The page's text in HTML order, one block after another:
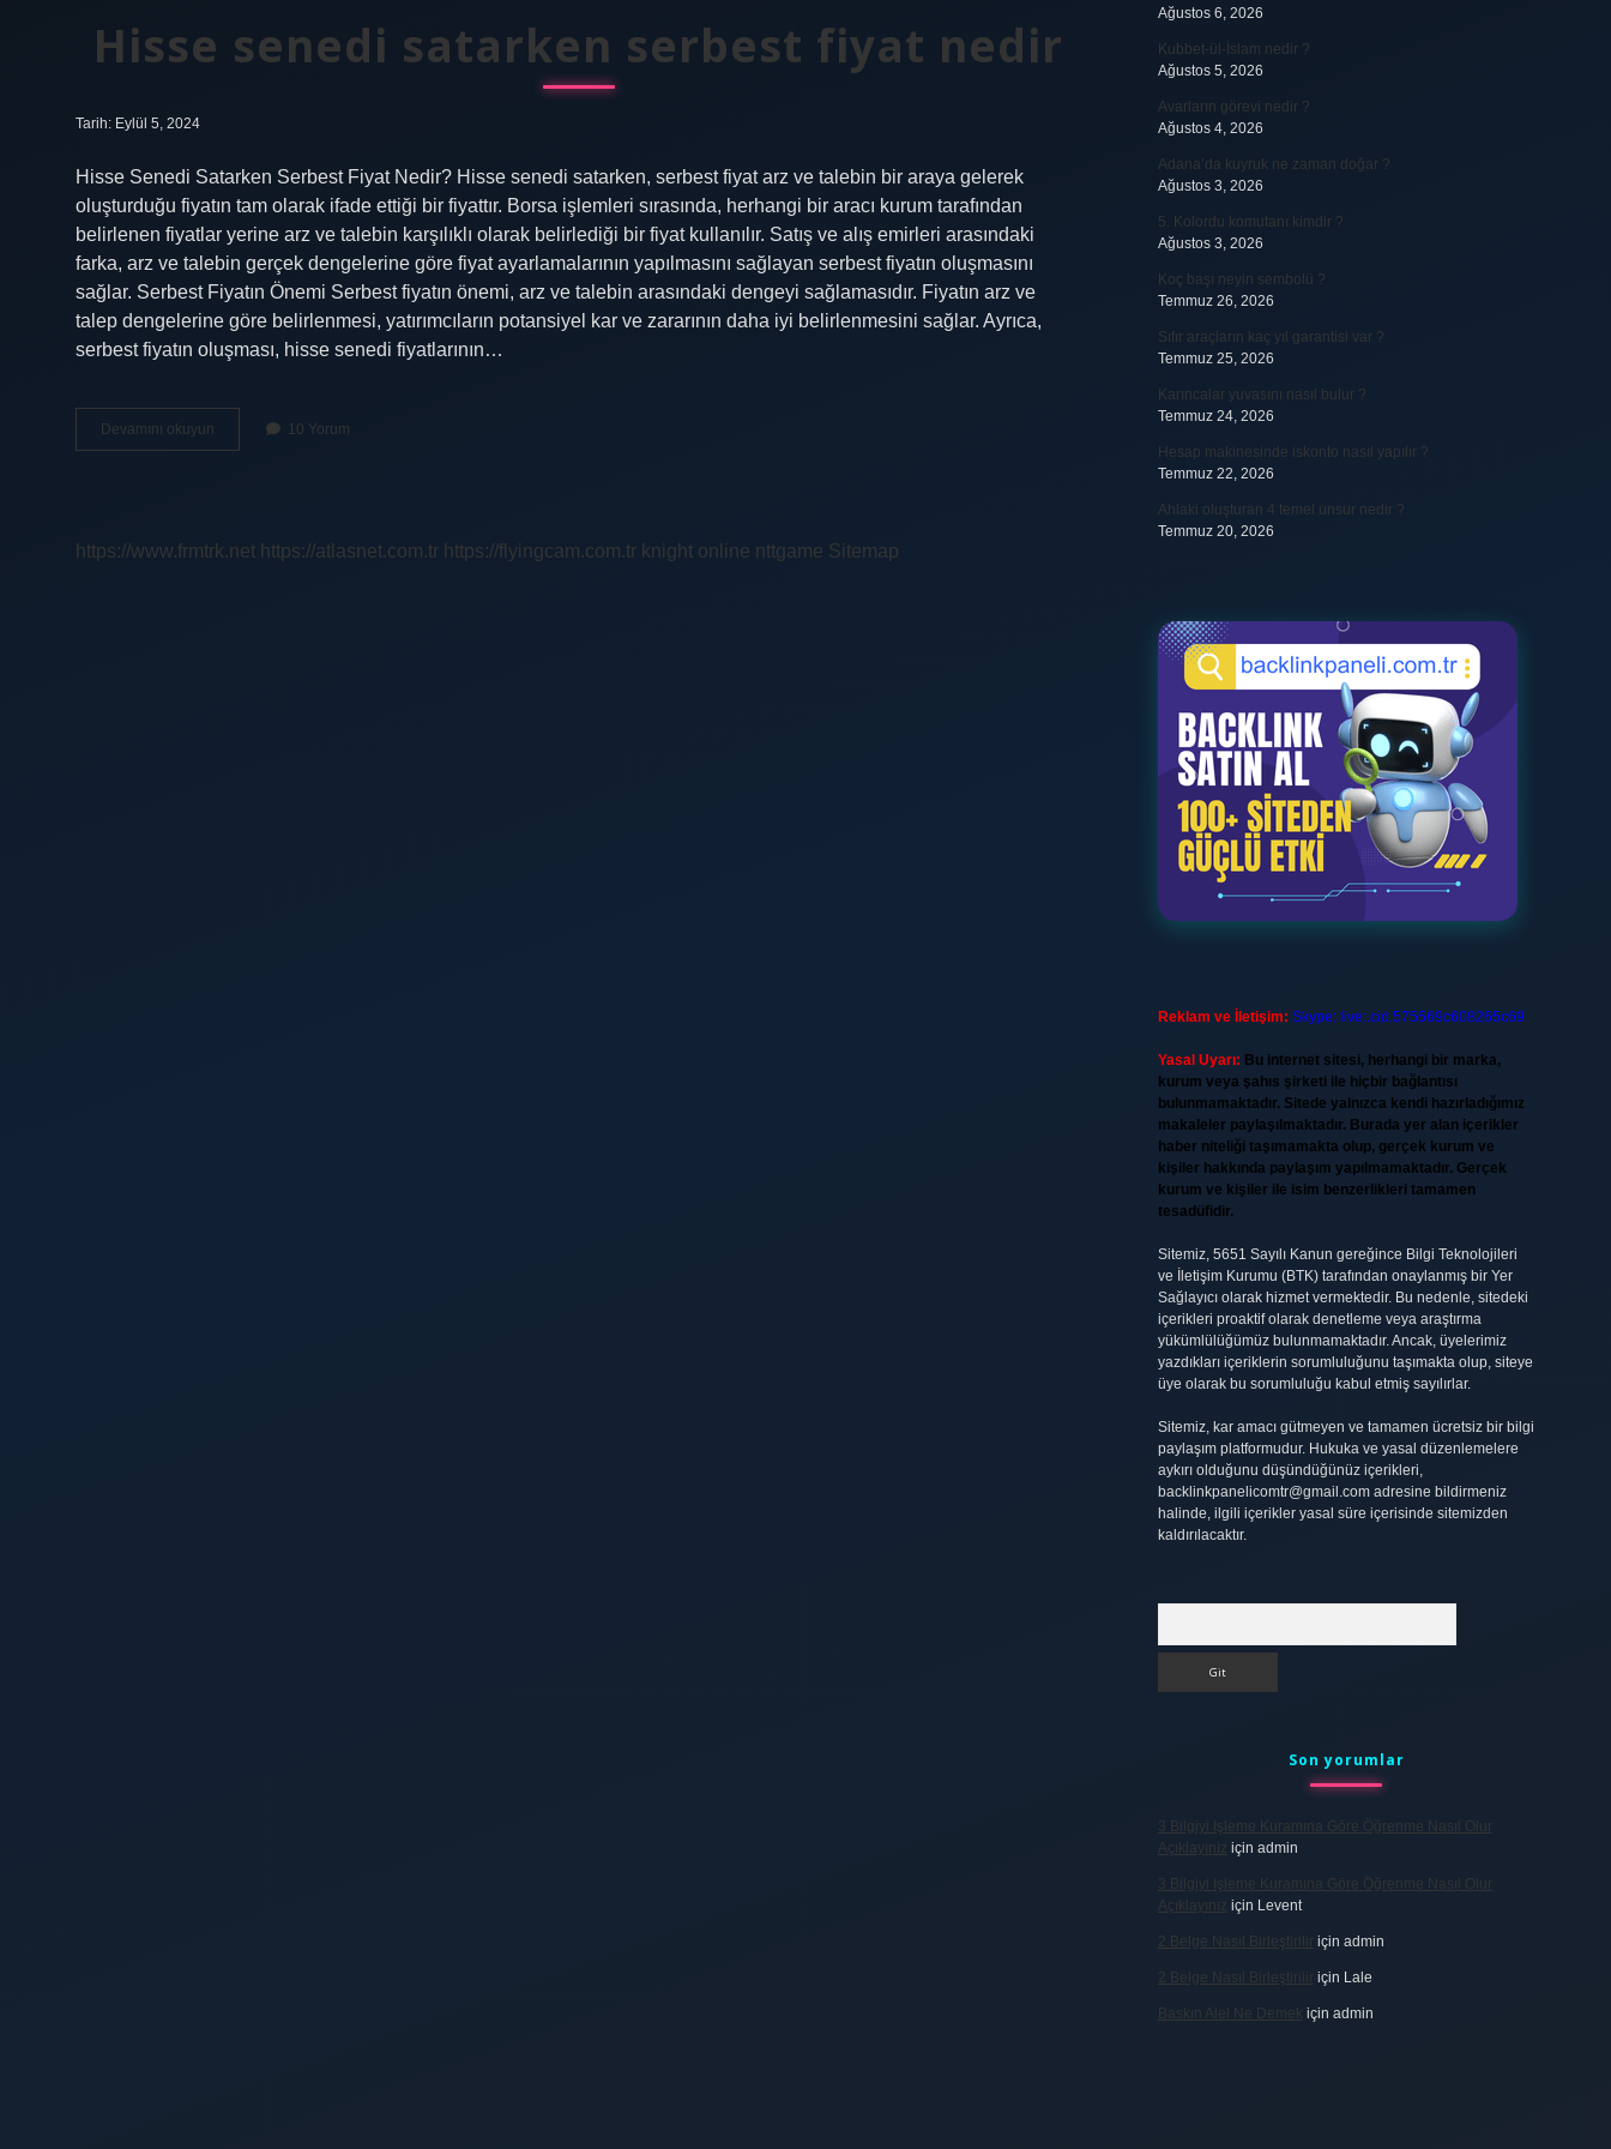
Hisse senedi satarken serbest fiyat nedir
Tarih: Eylül 5, 2024
Hisse Senedi Satarken Serbest Fiyat Nedir? Hisse senedi satarken, serbest fiyat arz ve talebin bir araya gelerek
oluşturduğu fiyatın tam olarak ifade ettiği bir fiyattır. Borsa işlemleri sırasında, herhangi bir aracı kurum tarafından
belirlenen fiyatlar yerine arz ve talebin karşılıklı olarak belirlediği bir fiyat kullanılır. Satış ve alış emirleri arasındaki
farka, arz ve talebin gerçek dengelerine göre fiyat ayarlamalarının yapılmasını sağlayan serbest fiyatın oluşmasını
sağlar. Serbest Fiyatın Önemi Serbest fiyatın önemi, arz ve talebin arasındaki dengeyi sağlamasıdır. Fiyatın arz ve
talep dengelerine göre belirlenmesi, yatırımcıların potansiyel kar ve zararının daha iyi belirlenmesini sağlar. Ayrıca,
serbest fiyatın oluşması, hisse senedi fiyatlarının…
Devamını okuyun
senedi
10 Yorum
https://www.frmtrk.net https://atlasnet.com.tr https://flyingcam.com.tr knight online nttgame Sitemap
Ağustos 6, 2026
Kubbet-ül-İslam nedir ?
Ağustos 5, 2026
Avarların görevi nedir ?
Ağustos 4, 2026
Adana’da kuyruk ne zaman doğar ?
Ağustos 3, 2026
5. Kolordu komutanı kimdir ?
Ağustos 3, 2026
Koç başı neyin sembolü ?
Temmuz 26, 2026
Sıfır araçların kaç yıl garantisi var ?
Temmuz 25, 2026
Karıncalar yuvasını nasıl bulur ?
Temmuz 24, 2026
Hesap makinesinde iskonto nasıl yapılır ?
Temmuz 22, 2026
Ahlaki oluşturan 4 temel unsur nedir ?
Temmuz 20, 2026
Reklam ve İletişim: Skype: live:.cid.575569c608265c69
Yasal Uyarı: Bu internet sitesi, herhangi bir marka,
kurum veya şahıs şirketi ile hiçbir bağlantısı
bulunmamaktadır. Sitede yalnızca kendi hazırladığımız
makaleler paylaşılmaktadır. Burada yer alan içerikler
haber niteliği taşımamakta olup, gerçek kurum ve
kişiler hakkında paylaşım yapılmamaktadır. Gerçek
kurum ve kişiler ile isim benzerlikleri tamamen
tesadüfidir.
Sitemiz, 5651 Sayılı Kanun gereğince Bilgi Teknolojileri
ve İletişim Kurumu (BTK) tarafından onaylanmış bir Yer
Sağlayıcı olarak hizmet vermektedir. Bu nedenle, sitedeki
içerikleri proaktif olarak denetleme veya araştırma
yükümlülüğümüz bulunmamaktadır. Ancak, üyelerimiz
yazdıkları içeriklerin sorumluluğunu taşımakta olup, siteye
üye olarak bu sorumluluğu kabul etmiş sayılırlar.
Sitemiz, kar amacı gütmeyen ve tamamen ücretsiz bir bilgi
paylaşım platformudur. Hukuka ve yasal düzenlemelere
aykırı olduğunu düşündüğünüz içerikleri,
backlinkpanelicomtr@gmail.comadresine bildirmeniz
halinde, ilgili içerikler yasal süre içerisinde sitemizden
kaldırılacaktır.
Son yorumlar
3 Bilgiyi Işleme Kuramına Göre Öğrenme Nasıl Olur
Açıklayınız için admin
3 Bilgiyi Işleme Kuramına Göre Öğrenme Nasıl Olur
Açıklayınız için Levent
2 Belge Nasıl Birleştirilir için admin
2 Belge Nasıl Birleştirilir için Lale
Baskın Alel Ne Demek için admin